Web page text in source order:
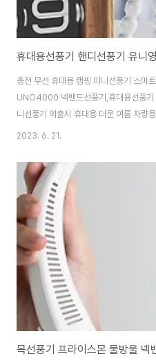
충전 무선 휴대용 캠핑 미니선풍기 스마
UNO4000 넥밴드선풍기,휴대용선풍기
니선풍기 외출시 휴대용 더운 여름 차량
외출시 휴대용 손잡이형 외출시 휴대용
360° 지속 부드러운 회전
https://smartstore.naver.com/
충전 무선 휴대용 캠핑 미니선풍기 스마
UNO4000 : 만화의 [만화의추억스토어]
IT / 캠핑용품 smartstore.naver...
2023. 6. 21.
목선풍기 프라이스몬 물방울 넥